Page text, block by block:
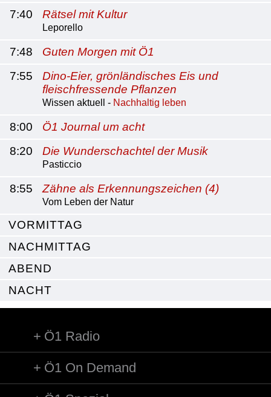
7:40
Rätsel mit Kultur
Leporello
7:48
Guten Morgen mit Ö1
7:55
Dino-Eier, grönländisches Eis und
fleischfressende Pflanzen
Wissen aktuell - Nachhaltig leben
8:00
Ö1 Journal um acht
8:20
Die Wunderschachtel der Musik
Pasticcio
8:55 Zähne als Erkennungszeichen (4)
Vom Leben der Natur
VORMITTAG
NACHMITTAG
ABEND
NACHT
Ö1 Radio
Ö1 On Demand